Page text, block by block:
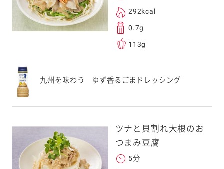
292kcal
0.7g
113g
九州を味わう ゆず香るごまドレッシング
ツナと貝割れ大根のお
つまみ豆腐
5分